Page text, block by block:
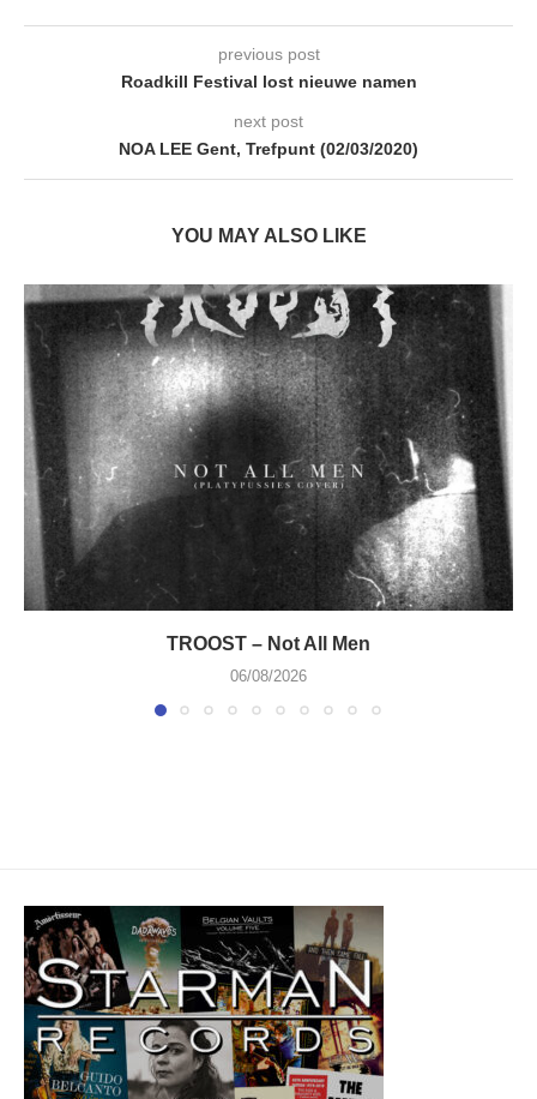
previous post
Roadkill Festival lost nieuwe namen
next post
NOA LEE Gent, Trefpunt (02/03/2020)
YOU MAY ALSO LIKE
TROOST – Not All Men
06/08/2026